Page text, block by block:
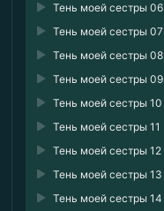
Тень моей сестры 06
Тень моей сестры 07
Тень моей сестры 08
Тень моей сестры 09
Тень моей сестры 10
Тень моей сестры 11
Тень моей сестры 12
Тень моей сестры 13
Тень моей сестры 14